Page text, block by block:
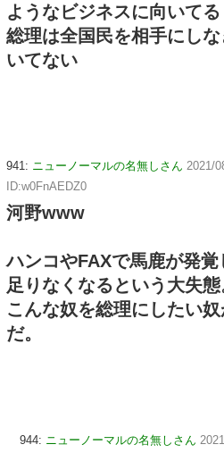
ようなビジネスに向いてる
総理は全国民を相手にし
いてない
941: ニューノーマルの名無しさん 2021/
ID:w0FnAEDZ0
河野www
ハンコやFAXで馬鹿が発
足りなくなるという大失態
こんな奴を総理にしたい
だ。
944: ニューノーマルの名無しさん